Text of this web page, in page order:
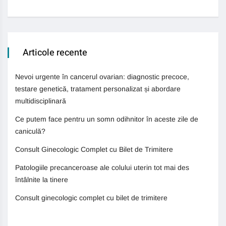
Articole recente
Nevoi urgente în cancerul ovarian: diagnostic precoce,
testare genetică, tratament personalizat și abordare
multidisciplinară
Ce putem face pentru un somn odihnitor în aceste zile de
caniculă?
Consult Ginecologic Complet cu Bilet de Trimitere
Patologiile precanceroase ale colului uterin tot mai des
întâlnite la tinere
Consult ginecologic complet cu bilet de trimitere